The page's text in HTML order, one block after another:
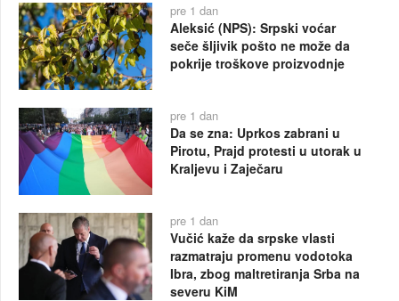
pre 1 dan
Aleksić (NPS): Srpski voćar
seče šljivik pošto ne može da
pokrije troškove proizvodnje
pre 1 dan
Da se zna: Uprkos zabrani u
Pirotu, Prajd protesti u utorak u
Kraljevu i Zaječaru
pre 1 dan
Vučić kaže da srpske vlasti
razmatraju promenu vodotoka
Ibra, zbog maltretiranja Srba na
severu KiM